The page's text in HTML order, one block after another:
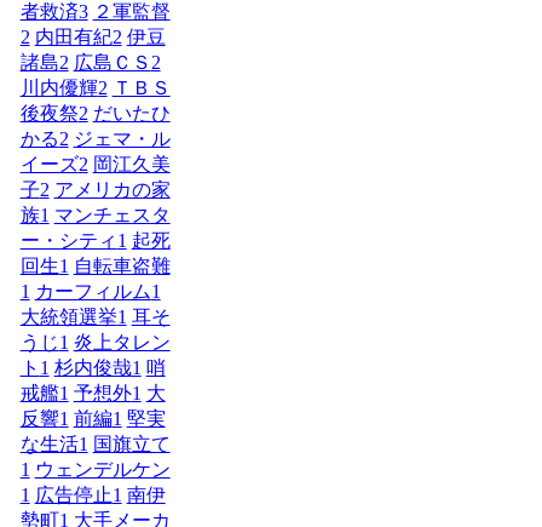
者救済3 ２軍監督
2 内田有紀2 伊豆
諸島2 広島ＣＳ 2
川内優輝2 ＴＢＳ
後夜祭2 だいたひ
かる2 ジェマ・ル
イーズ2 岡江久美
子2 アメリカの家
族1 マンチェスタ
ー・シティ 1 起死
回生1 自転車盗難
1 カーフィルム1
大統領選挙1 耳そ
うじ1 炎上タレン
ト 1 杉内俊哉1 哨
戒艦1 予想外1 大
反響1 前編1 堅実
な生活1 国旗立て
1 ウェンデルケン
1 広告停止1 南伊
勢町1 大手メーカ